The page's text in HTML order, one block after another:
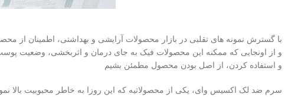
با گسترش نمونه های تقلبی در بازار محصولات آرایشی و بهداشتی، اطمینان از
و از اونجایی که ممکنه این محصولات فیک به جای درمان و اثربخشی، وضعیت پوست
و استفاده کردن، از اصل بودن محصول مطمئن بشیم
سرم ضد لک اکسیس وای، یکی از محصولاتیه که این روزا به خاطر محبوبیت بالا